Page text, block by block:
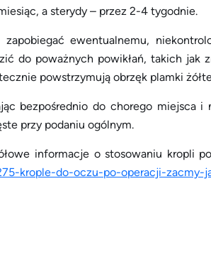
a sterydy – przez 2-4 tygodnie.
ewentualnemu,
do poważnych powikłań, takich jak
powstrzymują obrzęk plamki
bezpośrednio do chorego miejsca i
przy podaniu ogólnym.
informacje o stosowaniu kropli
krople-do-oczu-po-operacji-zacmy-